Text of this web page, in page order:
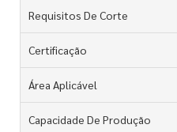
Requisitos De Corte
Certificação
Área Aplicável
Capacidade De Produção